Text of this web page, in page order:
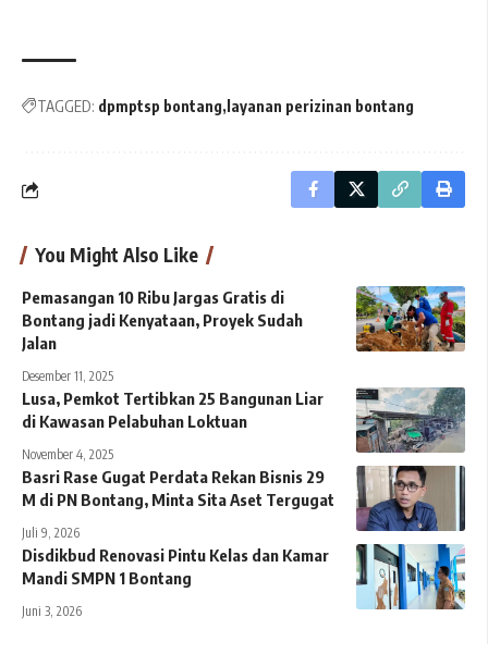
TAGGED: dpmptsp bontang layanan perizinan bontang
You Might Also Like
Pemasangan 10 Ribu Jargas Gratis di
Bontang jadi Kenyataan, Proyek Sudah
Jalan
Desember 11, 2025
Lusa, Pemkot Tertibkan 25 Bangunan Liar
di Kawasan Pelabuhan Loktuan
November 4, 2025
Basri Rase Gugat Perdata Rekan Bisnis 29
M di PN Bontang, Minta Sita Aset Tergugat
Juli 9, 2026
Disdikbud Renovasi Pintu Kelas dan Kamar
Mandi SMPN 1 Bontang
Juni 3, 2026